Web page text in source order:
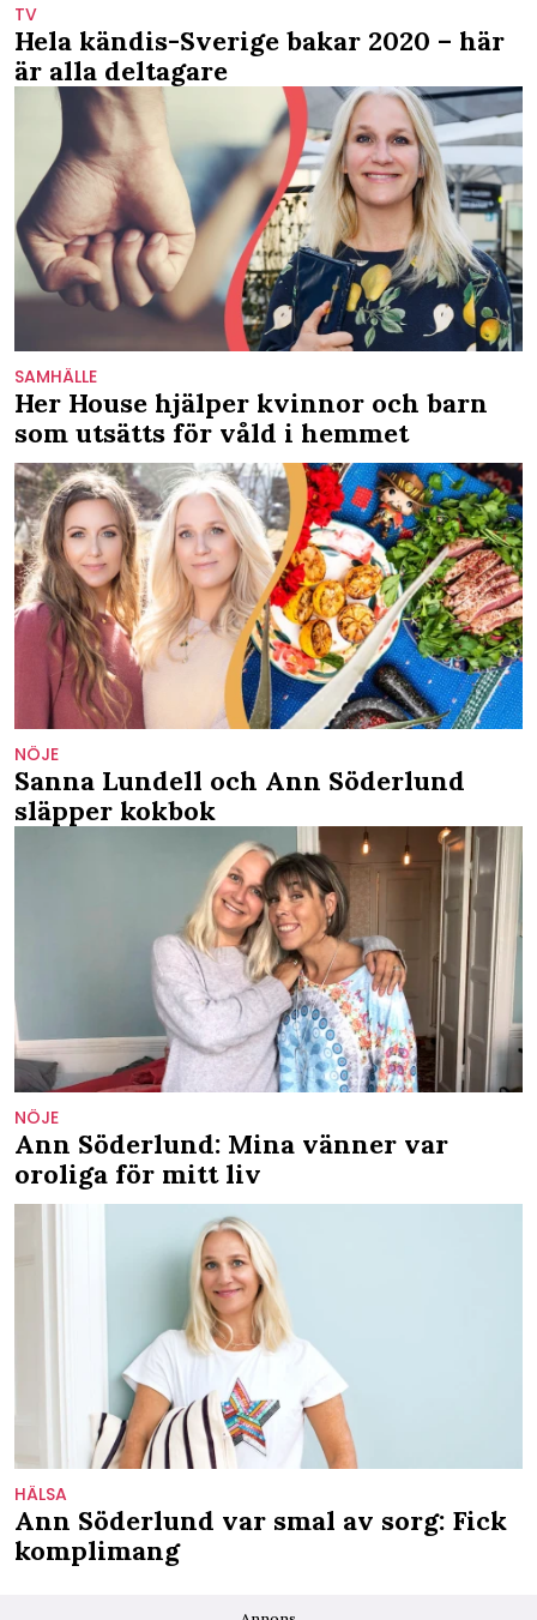
TV
Hela kändis-Sverige bakar 2020 – här
är alla deltagare
SAMHÄLLE
Her House hjälper kvinnor och barn
som utsätts för våld i hemmet
NÖJE
Sanna Lundell och Ann Söderlund
släpper kokbok
NÖJE
Ann Söderlund: Mina vänner var
oroliga för mitt liv
HÄLSA
Ann Söderlund var smal av sorg: Fick
komplimang